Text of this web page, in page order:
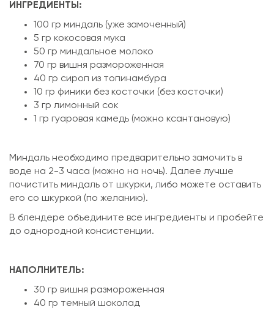
ИНГРЕДИЕНТЫ:
100 гр миндаль (уже замоченный)
5 гр кокосовая мука
50 гр миндальное молоко
70 гр вишня размороженная
40 гр сироп из топинамбура
10 гр финики без косточки (без косточки)
3 гр лимонный сок
1 гр гуаровая камедь (можно ксантановую)
Миндаль необходимо предварительно замочить в
воде на 2-3 часа (можно на ночь). Далее лучше
почистить миндаль от шкурки, либо можете оставить
его со шкуркой (по желанию).
В блендере объедините все ингредиенты и пробейте
до однородной консистенции.
НАПОЛНИТЕЛЬ:
30 гр вишня размороженная
40 гр темный шоколад